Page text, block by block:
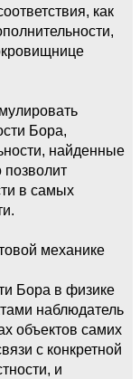
как
Бора,
найденные
позволит
в самых
механике
Бора в физике
наблюдатель
объектов самих
с конкретной
и